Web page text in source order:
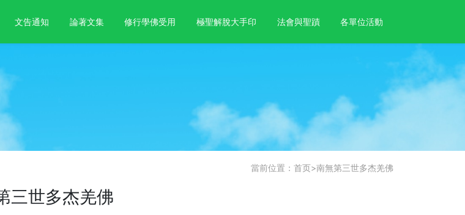
文告通知 論著文集 修行學佛受用 極聖解脫大手印 法會與聖蹟 各單位活動
當前位置： 首页>南無第三世多杰羌佛
三世多杰羌佛